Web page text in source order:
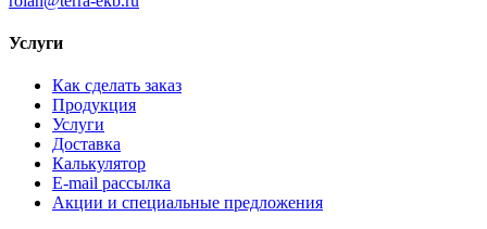
Услуги
Как сделать заказ
Продукция
Услуги
Доставка
Калькулятор
E-mail рассылка
Акции и специальные предложения